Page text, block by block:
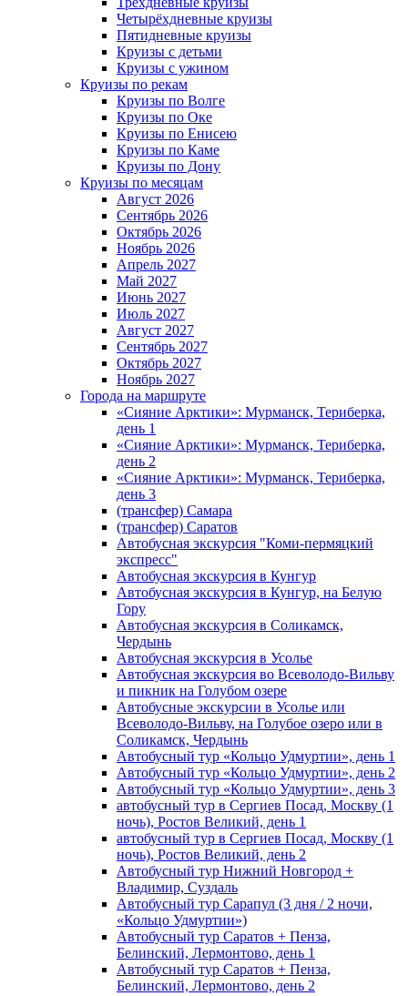
Четырёхдневные круизы
Пятидневные круизы
Круизы с детьми
Круизы с ужином
Круизы по рекам
Круизы по Волге
Круизы по Оке
Круизы по Енисею
Круизы по Каме
Круизы по Дону
Круизы по месяцам
Август 2026
Сентябрь 2026
Октябрь 2026
Ноябрь 2026
Апрель 2027
Май 2027
Июнь 2027
Июль 2027
Август 2027
Сентябрь 2027
Октябрь 2027
Ноябрь 2027
Города на маршруте
«Сияние Арктики»: Мурманск, Териберка,
день 1
«Сияние Арктики»: Мурманск, Териберка,
день 2
«Сияние Арктики»: Мурманск, Териберка,
день 3
(трансфер) Самара
(трансфер) Саратов
Автобусная экскурсия "Коми-пермяцкий
экспресс"
Автобусная экскурсия в Кунгур
Автобусная экскурсия в Кунгур, на Белую
Гору
Автобусная экскурсия в Соликамск,
Чердынь
Автобусная экскурсия в Усолье
Автобусная экскурсия во Всеволодо-Вильву
и пикник на Голубом озере
Автобусные экскурсии в Усолье или
Всеволодо-Вильву, на Голубое озеро или в
Соликамск, Чердынь
Автобусный тур «Кольцо Удмуртии», день 1
Автобусный тур «Кольцо Удмуртии», день 2
Автобусный тур «Кольцо Удмуртии», день 3
автобусный тур в Сергиев Посад, Москву (1
ночь), Ростов Великий, день 1
автобусный тур в Сергиев Посад, Москву (1
ночь), Ростов Великий, день 2
Автобусный тур Нижний Новгород +
Владимир, Суздаль
Автобусный тур Сарапул (3 дня / 2 ночи,
«Кольцо Удмуртии»)
Автобусный тур Саратов + Пенза,
Белинский, Лермонтово, день 1
Автобусный тур Саратов + Пенза,
Белинский, Лермонтово, день 2